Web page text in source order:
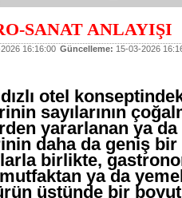
SANAT ANLAYIŞI
16:16:00 Güncelleme: 15-03-2026
otel
sayılarının
yararlanan ya
daha da geniş bir
birlikte,
ya da
üstünde bir boyut